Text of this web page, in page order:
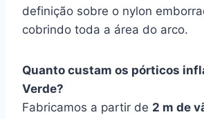
definição sobre o nylon
cobrindo toda a área do arco.
Quanto custam os pórticos
Verde?
Fabricamos a partir de 2 m de